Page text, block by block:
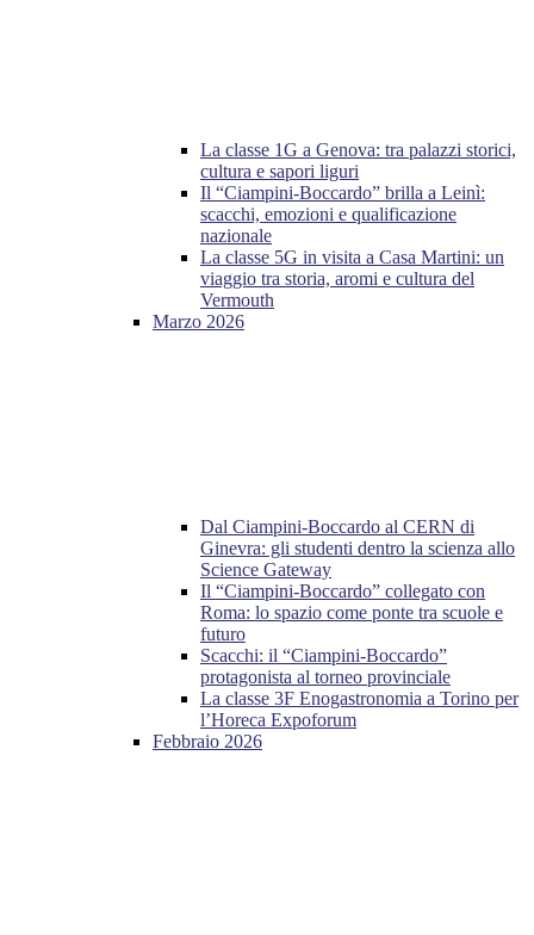
La classe 1G a Genova: tra palazzi storici,
cultura e sapori liguri
Il “Ciampini-Boccardo” brilla a Leinì:
scacchi, emozioni e qualificazione
nazionale
La classe 5G in visita a Casa Martini: un
viaggio tra storia, aromi e cultura del
Vermouth
Marzo 2026
Dal Ciampini-Boccardo al CERN di
Ginevra: gli studenti dentro la scienza allo
Science Gateway
Il “Ciampini-Boccardo” collegato con
Roma: lo spazio come ponte tra scuole e
futuro
Scacchi: il “Ciampini-Boccardo”
protagonista al torneo provinciale
La classe 3F Enogastronomia a Torino per
l’Horeca Expoforum
Febbraio 2026